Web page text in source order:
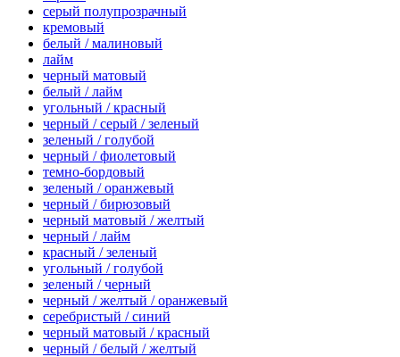
серый полупрозрачный
кремовый
белый / малиновый
лайм
черный матовый
белый / лайм
угольный / красный
черный / серый / зеленый
зеленый / голубой
черный / фиолетовый
темно-бордовый
зеленый / оранжевый
черный / бирюзовый
черный матовый / желтый
черный / лайм
красный / зеленый
угольный / голубой
зеленый / черный
черный / желтый / оранжевый
серебристый / синий
черный матовый / красный
черный / белый / желтый